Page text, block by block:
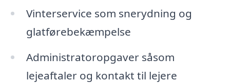
Vinterservice som snerydning og
glatførebekæmpelse
Administratoropgaver såsom
lejeaftaler og kontakt til lejere